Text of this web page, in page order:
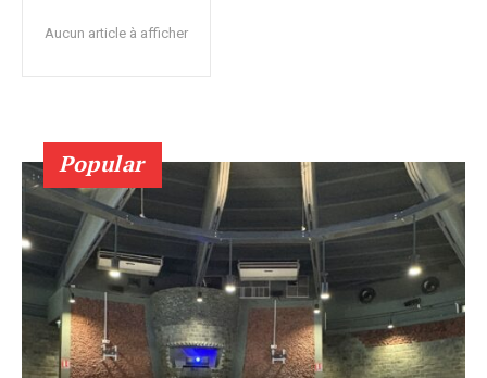
Aucun article à afficher
Popular